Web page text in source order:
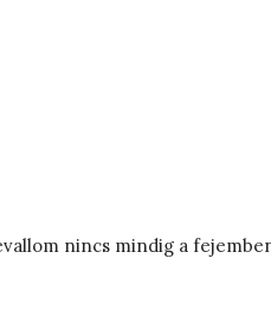
nincs mindig a